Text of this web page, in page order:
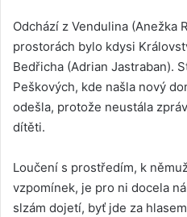
Odchází z Vendulina (Anežka
prostorách bylo kdysi
Bedřicha (Adrian Jastraban).
Peškových, kde našla nový
odešla, protože neustála
dítěti.
Loučení s prostředím, k
vzpomínek, je pro ni docela
slzám dojetí, byť jde za